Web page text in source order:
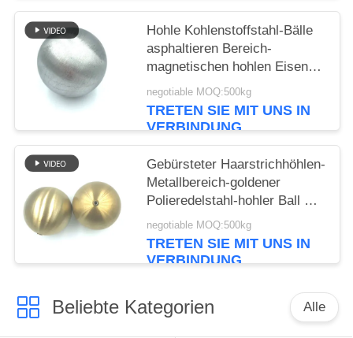
Hohle Kohlenstoffstahl-Bälle
asphaltieren Bereich-
magnetischen hohlen Eisen-
Ball 60mm
negotiable MOQ:500kg
TRETEN SIE MIT UNS IN
VERBINDUNG
Gebürsteter Haarstrichhöhlen-
Metallbereich-goldener
Polieredelstahl-hohler Ball mit
Nuss
negotiable MOQ:500kg
TRETEN SIE MIT UNS IN
VERBINDUNG
Beliebte Kategorien Alle